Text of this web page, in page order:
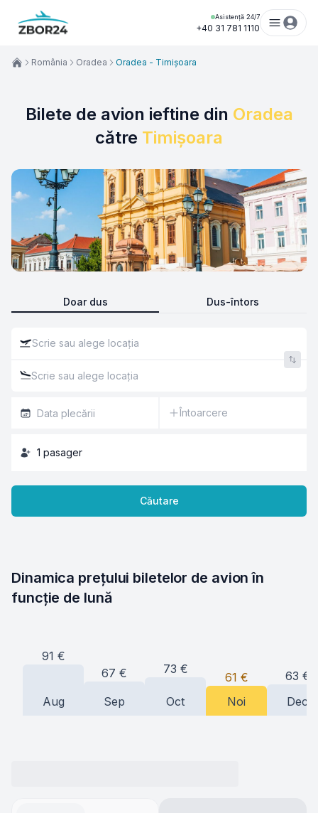
Asistență 24/7
+40 31 781 1110
Bilete de avion ieftine din Oradea
către Timișoara
Doar dus Dus-întors
Întoarcere
1 pasager
Căutare
România Oradea Oradea - Timișoara
Dinamica prețului biletelor de avion în
funcție de lună
91 €
Aug
67 €
Sep
73 €
Oct
61 €
Noi
63 €
Dec